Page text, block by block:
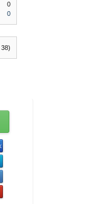
0
0